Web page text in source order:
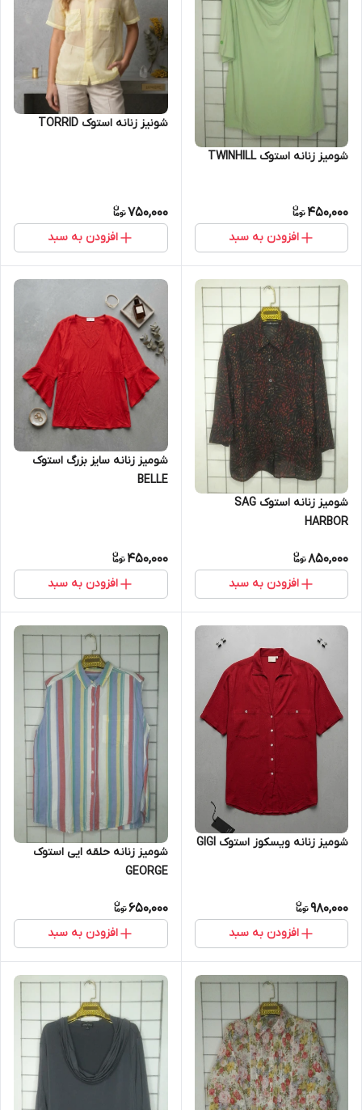
شومیز زنانه استوک TWINHILL
450,000
افزودن به سبد
شونیز زنانه استوک TORRID
750,000
افزودن به سبد
شومیز زنانه استوک SAG
HARBOR
850,000
افزودن به سبد
شومیز زنانه سایز بزرگ استوک
BELLE
450,000
افزودن به سبد
شومیز زنانه ویسکوز استوک GIGI
980,000
افزودن به سبد
شومیز زنانه حلقه ایی استوک
GEORGE
650,000
افزودن به سبد